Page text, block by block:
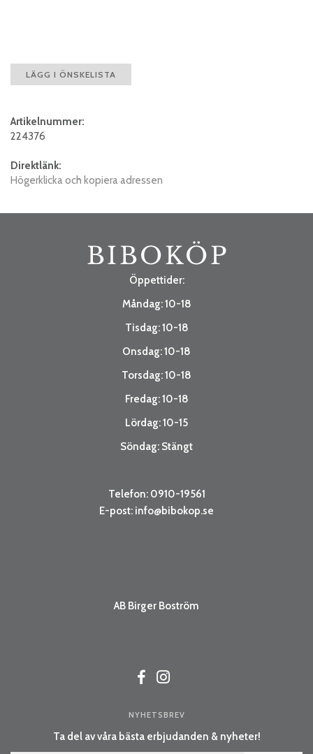
LÄGG I ÖNSKELISTA
Artikelnummer:
224376
Direktlänk:
Högerklicka och kopiera adressen
Öppettider:
Måndag: 10-18
Tisdag: 10-18
Onsdag: 10-18
Torsdag: 10-18
Fredag: 10-18
Lördag: 10-15
Söndag: Stängt
Telefon: 0910-19561
E-post: info@bibokop.se
AB Birger Boström
NYHETSBREV
Ta del av våra bästa erbjudanden & nyheter!